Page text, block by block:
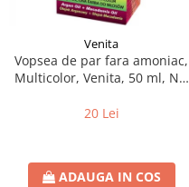
Venita
Vopsea de par fara amoniac,
Multicolor, Venita, 50 ml, Nr.
20 Lei
ADAUGA IN COS